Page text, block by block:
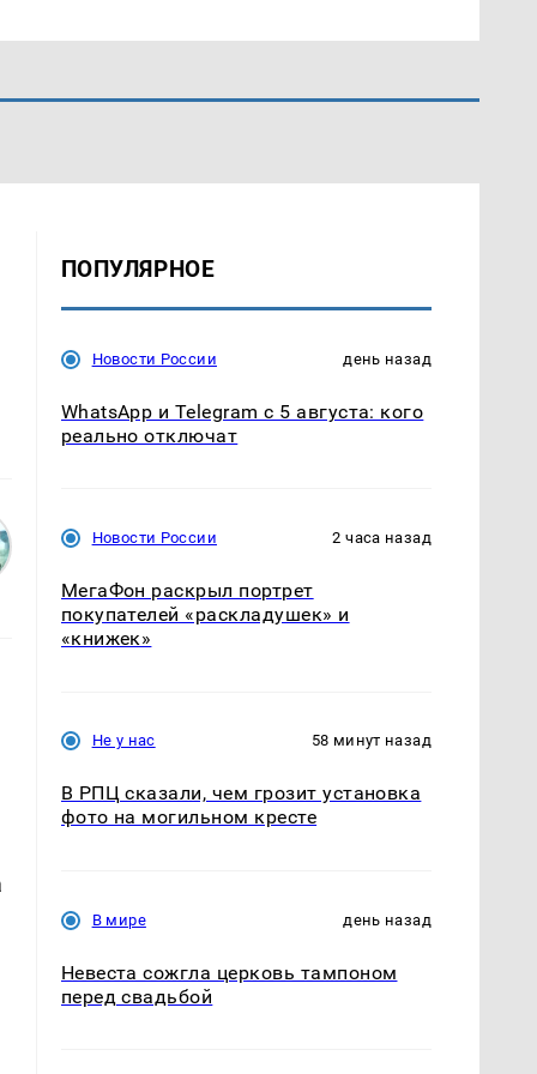
ПОПУЛЯРНОЕ
Новости России день назад
WhatsApp и Telegram с 5 августа: кого
реально отключат
Новости России 2 часа назад
МегаФон раскрыл портрет
покупателей «раскладушек» и
«книжек»
Не у нас 58 минут назад
В РПЦ сказали, чем грозит установка
фото на могильном кресте
В мире день назад
Невеста сожгла церковь тампоном
перед свадьбой